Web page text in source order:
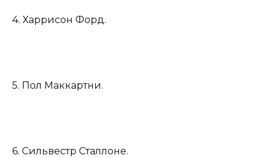
4. Харрисон Форд.
5. Пол Маккартни.
6. Сильвестр Сталлоне.